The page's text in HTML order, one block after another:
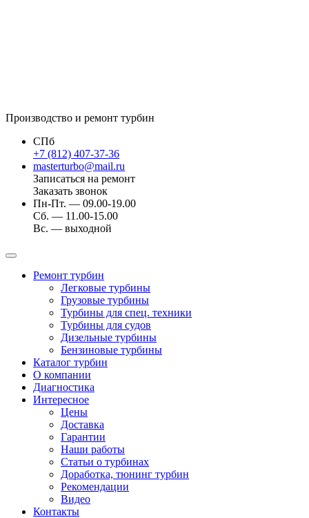
Производство и ремонт турбин
СПб
+7 (812) 407-37-36
masterturbo@mail.ru
Записаться на ремонт
Заказать звонок
Пн-Пт. — 09.00-19.00
Сб. — 11.00-15.00
Вс. — выходной
Ремонт турбин
Легковые турбины
Грузовые турбины
Турбины для спец. техники
Турбины для судов
Дизельные турбины
Бензиновые турбины
Каталог турбин
О компании
Диагностика
Интересное
Цены
Доставка
Гарантии
Наши работы
Статьи о турбинах
Доработка, тюнинг турбин
Рекомендации
Видео
Контакты